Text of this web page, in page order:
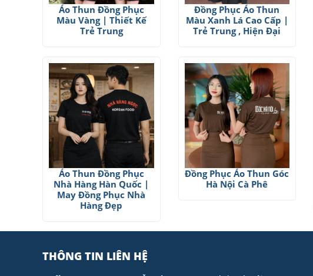
Áo Thun Đồng Phục
Màu Vàng | Thiết Kế
Trẻ Trung
Đồng Phục Áo Thun
Màu Xanh Lá Cao Cấp |
Trẻ Trung , Hiện Đại
Áo Thun Đồng Phục
Nhà Hàng Hàn Quốc |
May Đồng Phục Nhà
Hàng Đẹp
Đồng Phục Áo Thun Góc
Hà Nội Cà Phê
THÔNG TIN LIÊN HỆ